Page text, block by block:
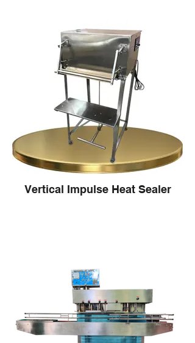
เครื่องซีลระบบสายพานลำเลียงแนวตั้งขนาด
ใหญ่ พร้อมสายพานลำเลียง เป็นอุปกรณ์ที่
ช่วยเพิ่มประสิทธิภาพในการบรรจุสินค้าด้วย
ระบบซีลที่มีคุณภาพสูง เหมาะสำหรับการใช้
งานในหลากหลายอุตสาหกรรม ทำให้การบรรจุ
สินค้ารวดเร็วและมีคุณภาพสูงยิ่งขึ้น
ขนส่ง
ป้องกันการปนเปื้อน: ป้องกันฝุ่นละอองและสิ่ง
สกปรกต่าง ๆ เข้าถึงสินค้า ทำให้สินค้าสะอาด
และปลอดภัย
Vertical Impulse Heat Sealer